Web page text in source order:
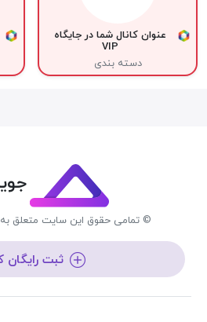
عنوان کانال شما در جایگاه
VIP
دسته بندی
© تمامی حقوق این سایت متعلق
ثبت رایگان